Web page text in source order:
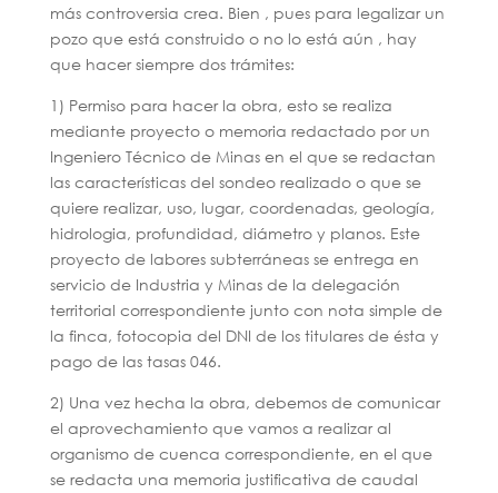
más controversia crea. Bien , pues para legalizar un
pozo que está construido o no lo está aún , hay
que hacer siempre dos trámites:
1) Permiso para hacer la obra, esto se realiza
mediante proyecto o memoria redactado por un
Ingeniero Técnico de Minas en el que se redactan
las características del sondeo realizado o que se
quiere realizar, uso, lugar, coordenadas, geología,
hidrologia, profundidad, diámetro y planos. Este
proyecto de labores subterráneas se entrega en
servicio de Industria y Minas de la delegación
territorial correspondiente junto con nota simple de
la finca, fotocopia del DNI de los titulares de ésta y
pago de las tasas 046.
2) Una vez hecha la obra, debemos de comunicar
el aprovechamiento que vamos a realizar al
organismo de cuenca correspondiente, en el que
se redacta una memoria justificativa de caudal